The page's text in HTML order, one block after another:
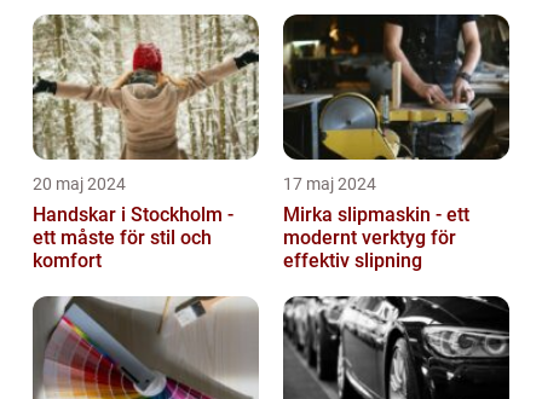
20 maj 2024
Handskar i Stockholm -
ett måste för stil och
komfort
17 maj 2024
Mirka slipmaskin - ett
modernt verktyg för
effektiv slipning